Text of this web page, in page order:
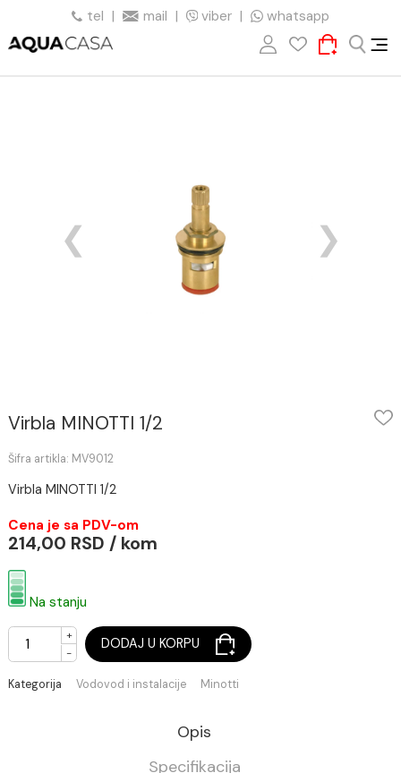
tel | mail | viber | whatsapp
Virbla MINOTTI 1/2
Virbla MINOTTI 1/2
Cena je sa PDV-om
214,00 RSD / kom
Na stanju
Vodovod i instalacije Minotti